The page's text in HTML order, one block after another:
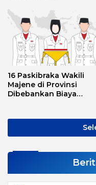
16 Paskibraka Wakili
Majene di Provinsi
Dibebankan Biaya